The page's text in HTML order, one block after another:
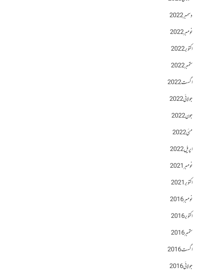
دسمبر 2022
نومبر 2022
اکتوبر 2022
ستمبر 2022
اگست 2022
جولائی 2022
جون 2022
مئی 2022
اپریل 2022
نومبر 2021
اکتوبر 2021
نومبر 2016
اکتوبر 2016
ستمبر 2016
اگست 2016
جولائی 2016